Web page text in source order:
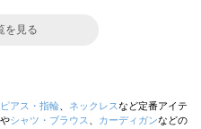
を見る
ピアス・指輪 ネックレスなど定番アイテ
やシャツ・ブラウス カーディガンなどの